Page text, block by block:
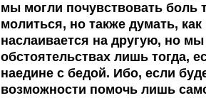
мы могли почувствовать боль
молиться, но также думать,
наслаивается на другую, но
обстоятельствах лишь тогда,
наедине с бедой. Ибо, если
возможности помочь лишь